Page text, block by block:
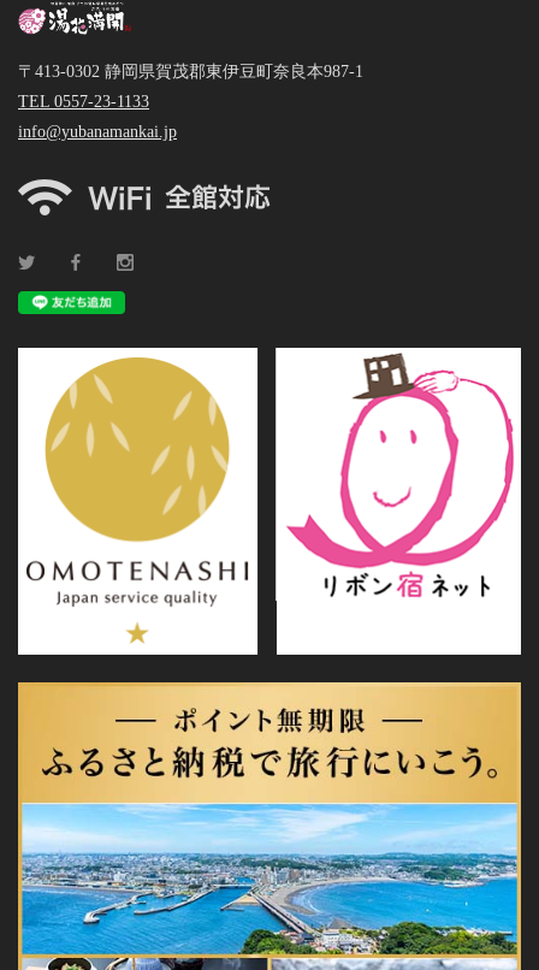
〒413-0302 静岡県賀茂郡東伊豆町奈良本987-1
TEL 0557-23-1133
info@yubanamankai.jp